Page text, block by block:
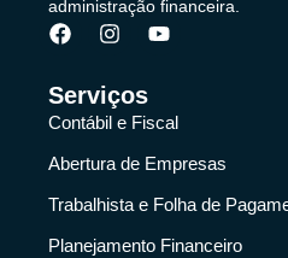
administração financeira.
Serviços
Contábil e Fiscal
Abertura de Empresas
Trabalhista e Folha de
Planejamento Financeiro